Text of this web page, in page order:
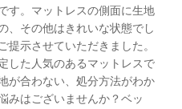
す。 マットレスの側面に生地
、 その他はきれいな状態でし
提示させていただきました。
した人気のあるマットレスで
が合わない、処分方法がわか
みはございませんか？ベッ